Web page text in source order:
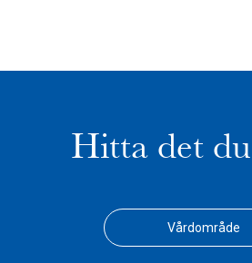
Hitta det
Vårdområde